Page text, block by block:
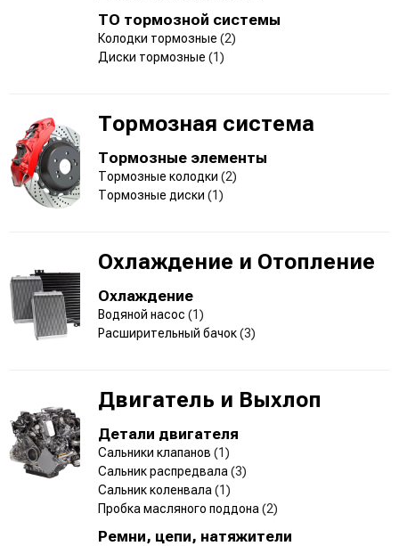
ТО тормозной системы
Колодки тормозные (2)
Диски тормозные (1)
Тормозная система
Тормозные элементы
Тормозные колодки (2)
Тормозные диски (1)
Охлаждение и Отопление
Охлаждение
Водяной насос (1)
Расширительный бачок(3)
Двигатель и Выхлоп
Детали двигателя
Сальники клапанов (1)
Сальник распредвала (3)
Сальник коленвала (1)
Пробка масляного поддона (2)
Ремни, цепи, натяжители